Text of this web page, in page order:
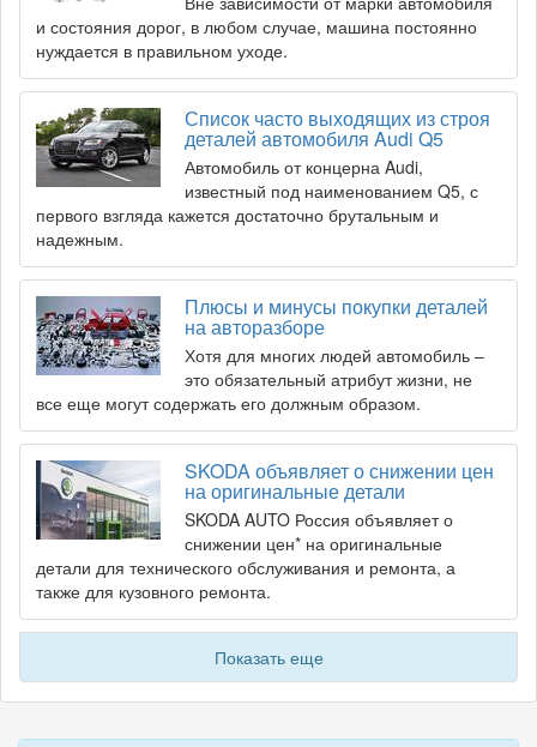
и состояния дорог, в любом случае, машина постоянно
нуждается в правильном уходе.
Список часто выходящих из строя
деталей автомобиля Audi Q5
Автомобиль от концерна Audi,
известный под наименованием Q5, с
первого взгляда кажется достаточно брутальным и
надежным.
Плюсы и минусы покупки деталей
на авторазборе
Хотя для многих людей автомобиль –
это обязательный атрибут жизни, не
все еще могут содержать его должным образом.
SKODA объявляет о снижении цен
на оригинальные детали
SKODA AUTO Россия объявляет о
снижении цен* на оригинальные
детали для технического обслуживания и ремонта, а
также для кузовного ремонта.
Показать еще